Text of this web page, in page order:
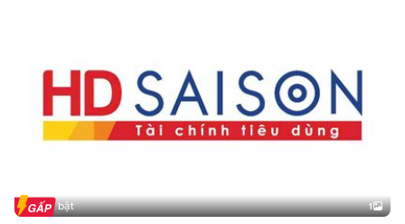
Tin nổi bật 1